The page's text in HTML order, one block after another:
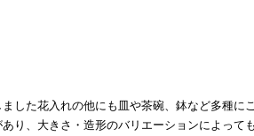
した花入れの他にも皿や茶碗、鉢など多種に
り、大きさ・造形のバリエーションによって